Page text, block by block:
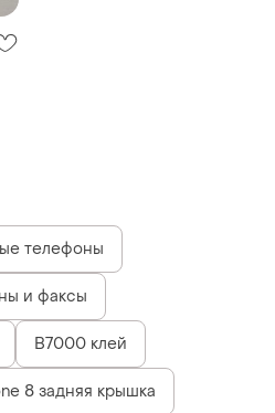
телефоны
и факсы
B7000 клей
8 задняя крышка